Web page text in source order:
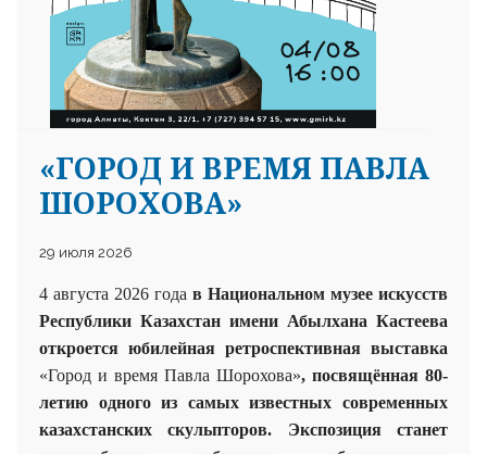
«ГОРОД И ВРЕМЯ ПАВЛА
ШОРОХОВА»
29 июля 2026
4 августа 2026 года в Национальном музее искусств
Республики Казахстан имени Абылхана Кастеева
откроется юбилейная ретроспективная выставка
«Город и время Павла Шорохова», посвящённая 80-
летию одного из самых известных современных
казахстанских скульпторов. Экспозиция станет